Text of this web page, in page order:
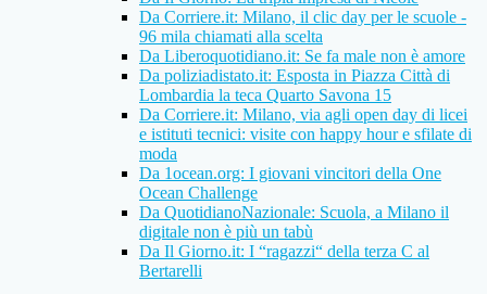
Da Corriere.it: Milano, il clic day per le scuole -
96 mila chiamati alla scelta
Da Liberoquotidiano.it: Se fa male non è amore
Da poliziadistato.it: Esposta in Piazza Città di
Lombardia la teca Quarto Savona 15
Da Corriere.it: Milano, via agli open day di licei
e istituti tecnici: visite con happy hour e sfilate di
moda
Da 1ocean.org: I giovani vincitori della One
Ocean Challenge
Da QuotidianoNazionale: Scuola, a Milano il
digitale non è più un tabù
Da Il Giorno.it: I “ragazzi“ della terza C al
Bertarelli